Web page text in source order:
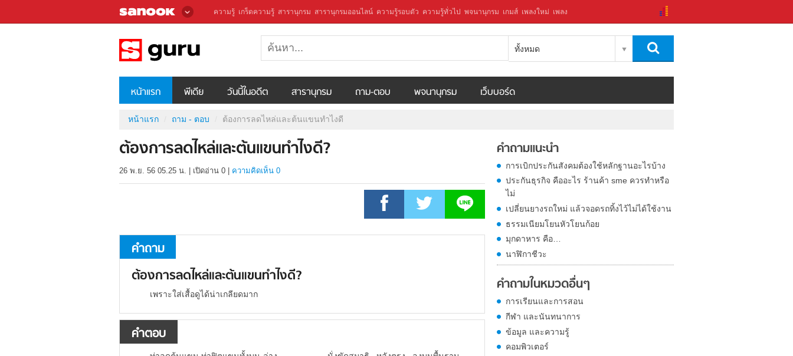
ความรู้ เกร็ดความรู้ สารานุกรม สารานุกรมออนไลน์ ความรู้รอบตัว ความรู้ทั่วไป พจนานุกรม เกมส์ เพลงใหม่ เพลง
ทั้งหมด
หน้าแรก พีเดีย วันนี้ในอดีต สารานุกรม ถาม-ตอบ พจนานุกรม เว็บบอร์ด
หน้าแรก ถาม - ตอบ ต้องการลดไหล่และต้นแขนทำไงดี
ต้องการลดไหล่และต้นแขนทำไงดี?
26 พ.ย. 56 05.25 น. เปิดอ่าน 0 ความคิดเห็น 0
คำถาม
ต้องการลดไหล่และต้นแขนทำไงดี?
เพราะใส่เสื้อดูได้น่าเกลียดมาก
คำตอบ
คำถามแนะนำ
การเบิกประกันสังคมต้องใช้หลักฐานอะไรบ้าง
ประกันธุรกิจ คืออะไร ร้านค้า sme ควรทำหรือ
ไม่
เปลี่ยนยางรถใหม่ แล้วจอดรถทิ้งไว้ไม่ได้ใช้งาน
ธรรมเนียมโยนหัวโยนก้อย
มุกดาหาร คือ…
นาฬิกาชีวะ
คำถามในหมวดอื่นๆ
การเรียนและการสอน
กีฬา และนันทนาการ
ข้อมูล และความรู้
คอมพิวเตอร์